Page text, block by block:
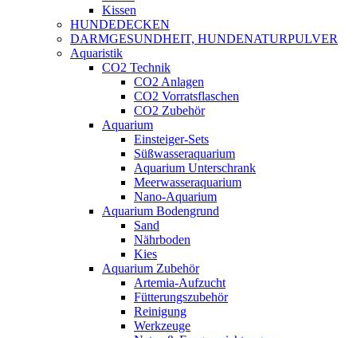
Kissen
HUNDEDECKEN
DARMGESUNDHEIT, HUNDENATURPULVER
Aquaristik
CO2 Technik
CO2 Anlagen
CO2 Vorratsflaschen
CO2 Zubehör
Aquarium
Einsteiger-Sets
Süßwasseraquarium
Aquarium Unterschrank
Meerwasseraquarium
Nano-Aquarium
Aquarium Bodengrund
Sand
Nährboden
Kies
Aquarium Zubehör
Artemia-Aufzucht
Fütterungszubehör
Reinigung
Werkzeuge